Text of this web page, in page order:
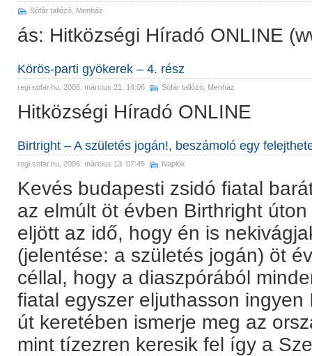
Sófár tallózó Menház
ás: Hitközségi Híradó ONLINE
Körös-parti gyökerek – 4. rész
regi.sofar.hu , 2006. március 21. 14:06 Sófár tallózó Menház
Hitközségi Híradó ONLINE
Birtright – A születés jogán!, beszámoló egy
regi.sofar.hu , 2006. március 13. 07:45 Naplók
Kevés budapesti zsidó fiatal
az elmúlt öt évben Birthright
eljött az idő, hogy én is
(jelentése: a születés jogán) öt
céllal, hogy a diaszpórából
fiatal egyszer eljuthasson
út keretében ismerje meg az
mint tízezren keresik fel így a